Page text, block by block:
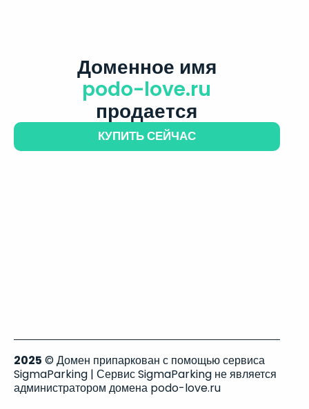
Доменное имя
podo-love.ru
продается
КУПИТЬ СЕЙЧАС
2025 © Домен припаркован с помощью сервиса
SigmaParking | Сервис SigmaParking не является
администратором домена podo-love.ru